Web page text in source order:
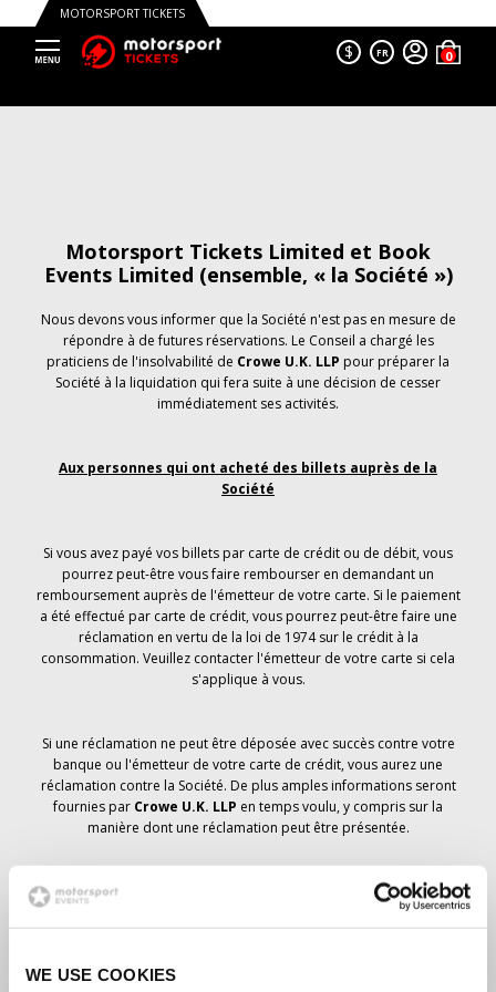
WE USE COOKIES
MOTORSPORT TICKETS
$ FR
Motorsport Tickets Limited et Book
Events Limited (ensemble, « la Société »)
Nous devons vous informer que la Société n'est pas en mesure de
répondre à de futures réservations. Le Conseil a chargé les
praticiens de l'insolvabilité de Crowe U.K. LLP pour préparer la
Société à la liquidation qui fera suite à une décision de cesser
immédiatement ses activités.
Aux personnes qui ont acheté des billets auprès de la
Société
Si vous avez payé vos billets par carte de crédit ou de débit, vous
pourrez peut-être vous faire rembourser en demandant un
remboursement auprès de l'émetteur de votre carte. Si le paiement
a été effectué par carte de crédit, vous pourrez peut-être faire une
réclamation en vertu de la loi de 1974 sur le crédit à la
consommation. Veuillez contacter l'émetteur de votre carte si cela
s'applique à vous.
Si une réclamation ne peut être déposée avec succès contre votre
banque ou l'émetteur de votre carte de crédit, vous aurez une
réclamation contre la Société. De plus amples informations seront
fournies par Crowe U.K. LLP en temps voulu, y compris sur la
manière dont une réclamation peut être présentée.
Si vous avez
avez reçu un avis d'annulation concernant votre
commande de billets, votre réservation n'a pas été annulée et il est
prévu que vous recevrez les billets que vous avez commandés en
fournisseurs pour s'assurer que les billets du Grand Prix sont livrés.